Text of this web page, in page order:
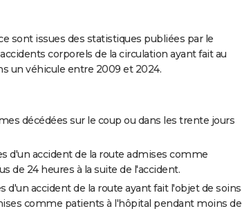
sont issues des statistiques publiées par le
corporels de la circulation ayant fait au
un véhicule entre 2009 et 2024.
décédées sur le coup ou dans les trente jours
d'un accident de la route admises comme
de 24 heures à la suite de l'accident.
d'un accident de la route ayant fait l'objet de soins
comme patients à l'hôpital pendant moins de